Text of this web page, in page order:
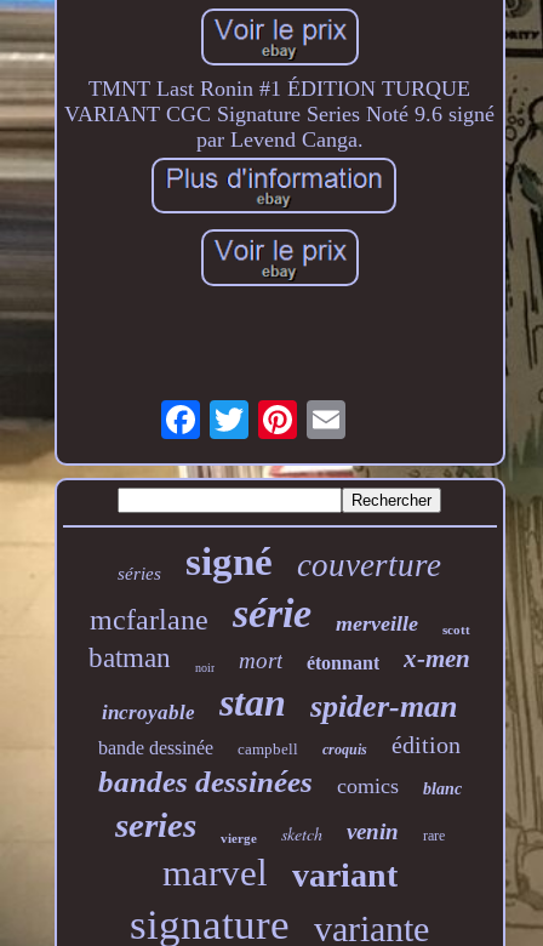
TMNT Last Ronin #1 ÉDITION TURQUE
VARIANT CGC Signature Series Noté 9.6 signé
par Levend Canga.
séries signé couverture
mcfarlane série merveille scott
batman noir mort étonnant x-men
incroyable stan spider-man
bande dessinée campbell croquis édition
bandes dessinées comics blanc
series vierge sketch venin rare
marvel variant
signature variante